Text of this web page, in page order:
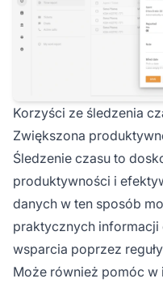
Korzyści ze śledzenia
Zwiększona
Śledzenie czasu to
produktywności i
danych w ten sposób
praktycznych
wsparcia poprzez
Może również pomóc